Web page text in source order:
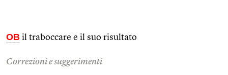
OB il traboccare e il suo risultato
Correzioni e suggerimenti